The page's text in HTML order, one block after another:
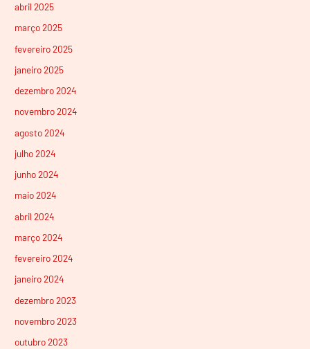
abril 2025
março 2025
fevereiro 2025
janeiro 2025
dezembro 2024
novembro 2024
agosto 2024
julho 2024
junho 2024
maio 2024
abril 2024
março 2024
fevereiro 2024
janeiro 2024
dezembro 2023
novembro 2023
outubro 2023